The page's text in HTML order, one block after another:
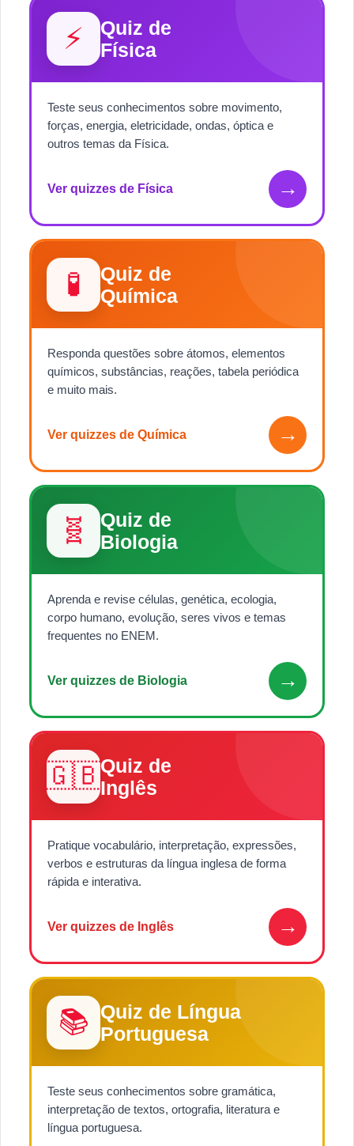
⚡
Quiz de
Física
Teste seus conhecimentos sobre movimento,
forças, energia, eletricidade, ondas, óptica e
outros temas da Física.
Ver quizzes de Física →
🧪
Quiz de
Química
Responda questões sobre átomos, elementos
químicos, substâncias, reações, tabela periódica
e muito mais.
Ver quizzes de Química →
🧬
Quiz de
Biologia
Aprenda e revise células, genética, ecologia,
corpo humano, evolução, seres vivos e temas
frequentes no ENEM.
Ver quizzes de Biologia →
🇬🇧Quiz de
Inglês
Pratique vocabulário, interpretação, expressões,
verbos e estruturas da língua inglesa de forma
rápida e interativa.
Ver quizzes de Inglês →
📚
Quiz de Língua
Portuguesa
Teste seus conhecimentos sobre gramática,
interpretação de textos, ortografia, literatura e
língua portuguesa.